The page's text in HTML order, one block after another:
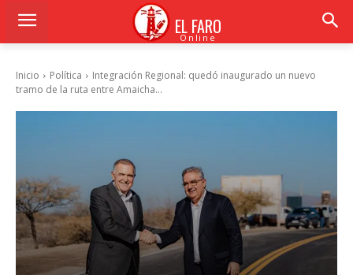
EL FARO
Online
Inicio Política
Integración Regional: quedó inaugurado un nuevo
tramo de la ruta entre Amaicha...